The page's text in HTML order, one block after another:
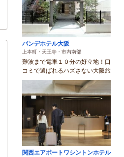
バンデホテル大阪
上本町・天王寺・市内南部
難波まで電車１０分の好立地！口
コミで選ばれるハズさない大阪旅
関西エアポートワシントンホテル